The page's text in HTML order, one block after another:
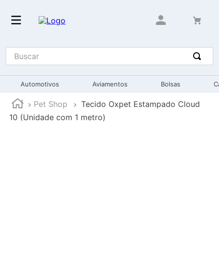
Buscar
Automotivos Aviamentos Bolsas
Pet Shop
Tecido Oxpet Estampado Cloud
10 (Unidade com 1 metro)